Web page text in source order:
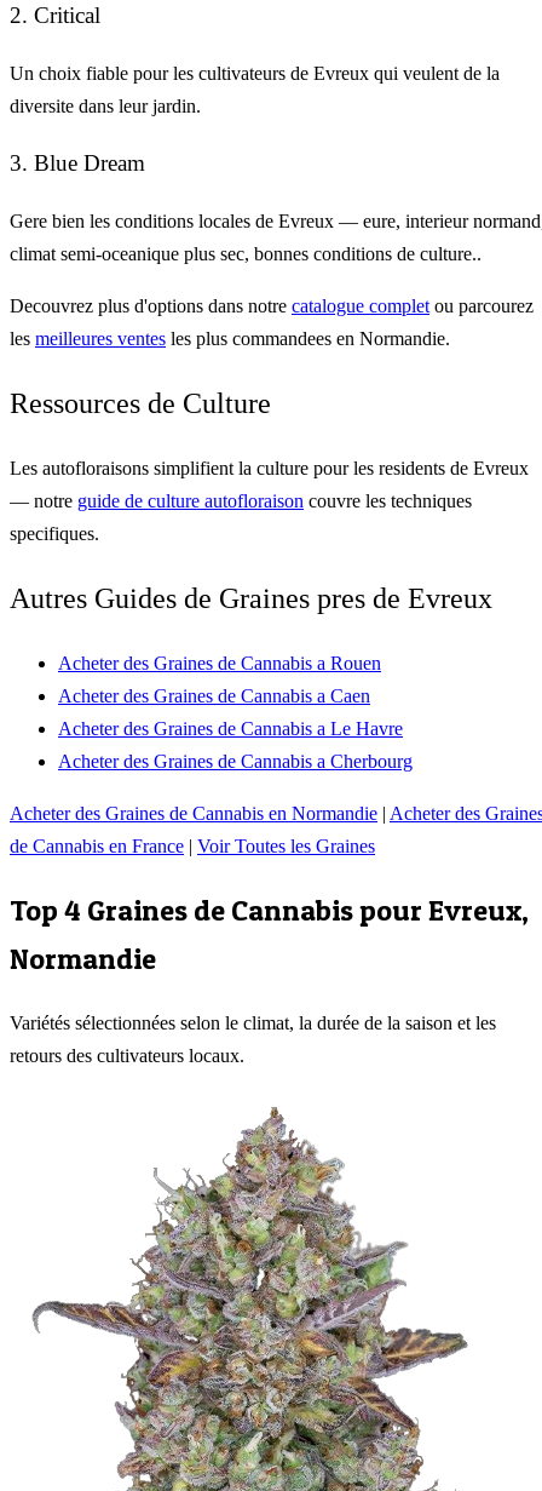
2. Critical
Un choix fiable pour les cultivateurs de Evreux qui veulent de la
diversite dans leur jardin.
3. Blue Dream
Gere bien les conditions locales de Evreux — eure, interieur
climat semi-oceanique plus sec, bonnes conditions de culture..
Decouvrez plus d'options dans notre catalogue complet ou parcourez
les meilleures ventes les plus commandees en Normandie.
Ressources de Culture
Les autofloraisons simplifient la culture pour les residents de Evreux
— notre guide de culture autofloraison couvre les techniques
specifiques.
Autres Guides de Graines pres de Evreux
Acheter des Graines de Cannabis a Rouen
Acheter des Graines de Cannabis a Caen
Acheter des Graines de Cannabis a Le Havre
Acheter des Graines de Cannabis a Cherbourg
Acheter des Graines de Cannabis en Normandie | Acheter des
de Cannabis en France | Voir Toutes les Graines
Top 4 Graines de Cannabis pour Evreux,
Normandie
Variétés sélectionnées selon le climat, la durée de la saison et les
retours des cultivateurs locaux.